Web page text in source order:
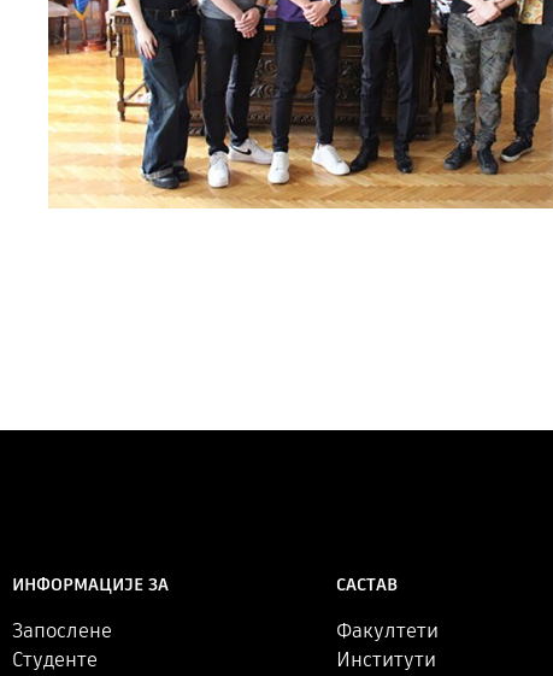
ИНФОРМАЦИЈЕ ЗА
Запослене
Студенте
САСТАВ
Факултети
Институти